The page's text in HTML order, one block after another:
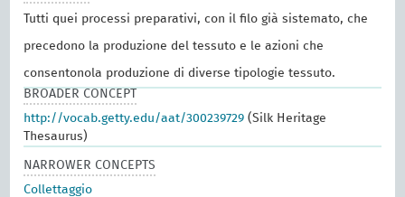
Tutti quei processi preparativi, con il filo già sistemato, che
precedono la produzione del tessuto e le azioni che
consentonola produzione di diverse tipologie tessuto.
BROADER CONCEPT
http://vocab.getty.edu/aat/300239729 (Silk Heritage
Thesaurus)
NARROWER CONCEPTS
Collettaggio